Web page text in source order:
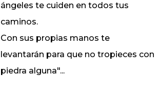
ángeles te cuiden en todos tus
caminos.
Con sus propias manos te
levantarán para que no tropieces con
piedra alguna"...